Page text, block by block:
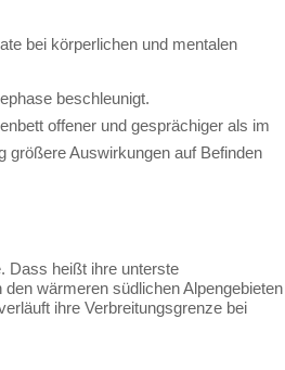
bei körperlichen und mentalen
beschleunigt.
offener und gesprächiger als im
größere Auswirkungen auf Befinden
Dass heißt ihre unterste
wärmeren südlichen Alpengebieten
ihre Verbreitungsgrenze bei